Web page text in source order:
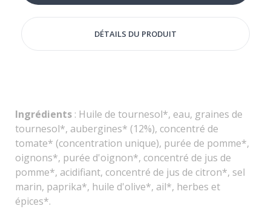
DÉTAILS DU PRODUIT
Ingrédients : Huile de tournesol*, eau, graines de
tournesol*, aubergines* (12%), concentré de
tomate* (concentration unique), purée de pomme*,
oignons*, purée d'oignon*, concentré de jus de
pomme*, acidifiant, concentré de jus de citron*, sel
marin, paprika*, huile d'olive*, ail*, herbes et
épices*.